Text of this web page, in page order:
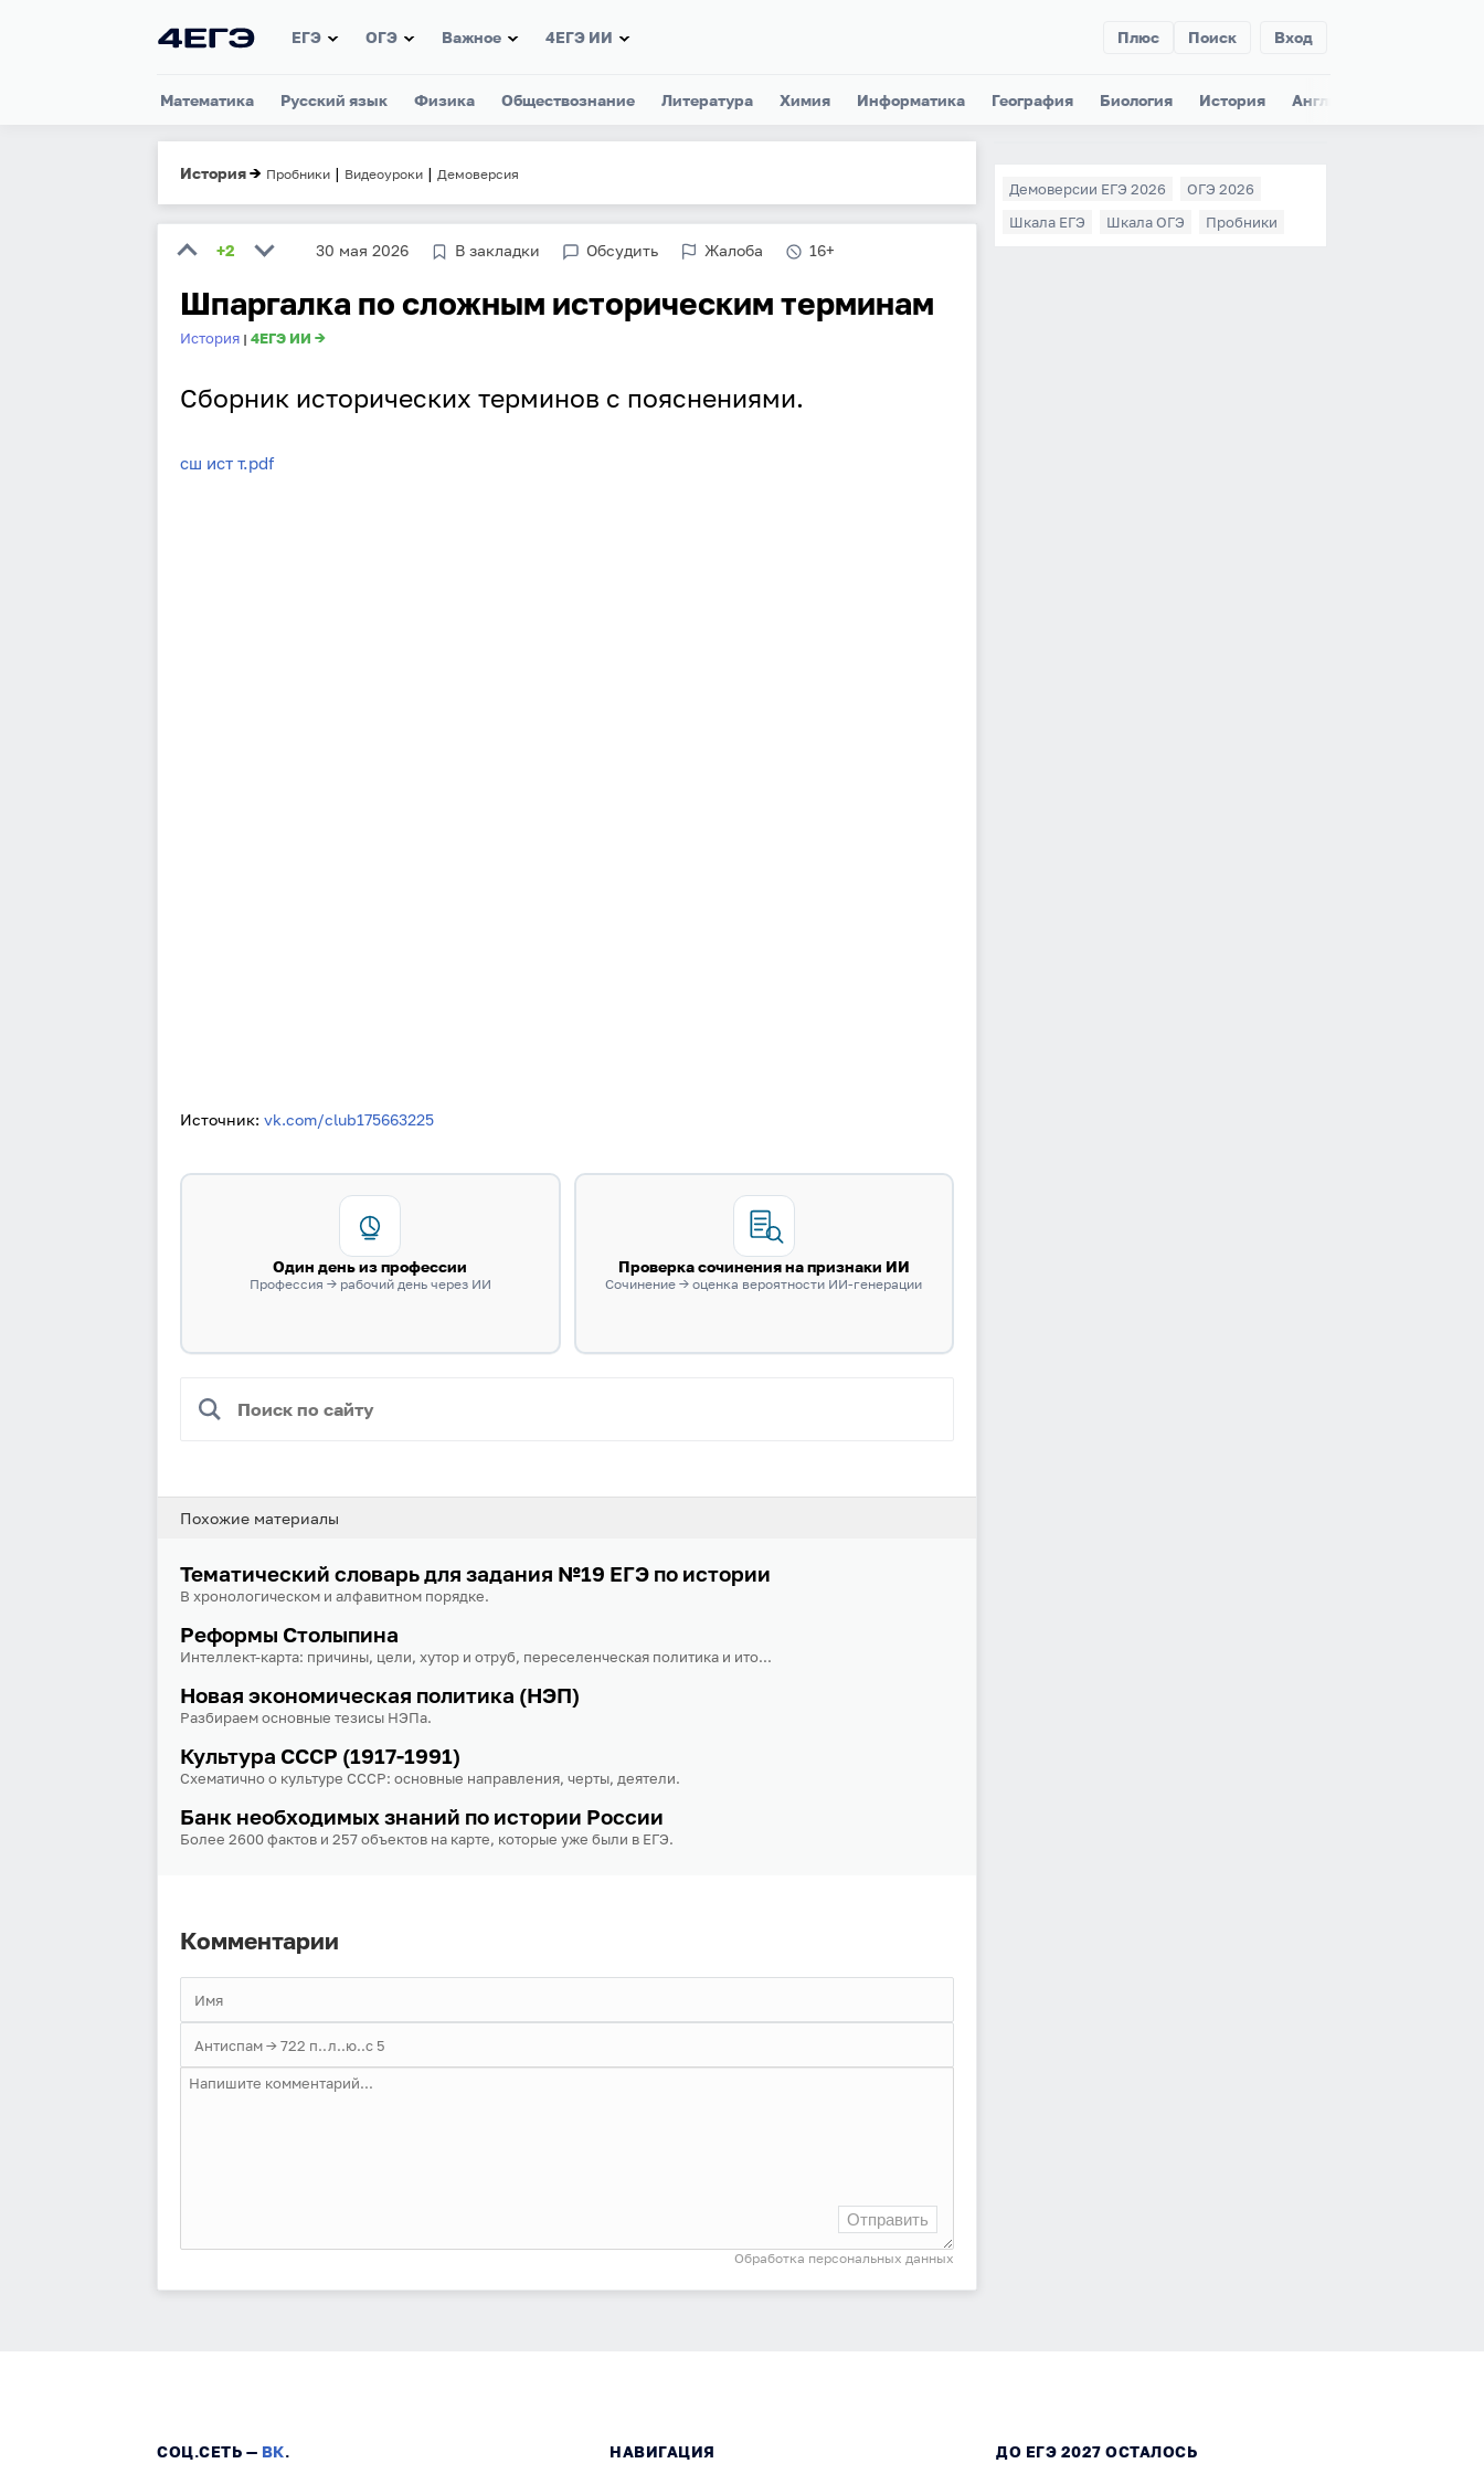
Войти
Войти через Вконтакте
ЕГЭ ОГЭ Важное 4ЕГЭ ИИ Вход
Плюс Поиск
Математика Русский язык Физика Обществознание Литература Химия Информатика География Биология История Английский
История→ Пробники | Видеоуроки | Демоверсия
+2 30 мая 2026 В закладки Обсудить Жалоба 16+
Шпаргалка по сложным историческим терминам
История | 4ЕГЭ ИИ →
Сборник исторических терминов с пояснениями.
сш ист т.pdf
Источник: vk.com/club175663225
Один день из профессии
Профессия → рабочий день через ИИ
Проверка сочинения на признаки ИИ
Сочинение → оценка вероятности ИИ-генерации
Похожие материалы
Тематический словарь для задания №19 ЕГЭ по истории
В хронологическом и алфавитном порядке.
Реформы Столыпина
Интеллект-карта: причины, цели, хутор и отруб, переселенческая политика и ито...
Новая экономическая политика (НЭП)
Разбираем основные тезисы НЭПа.
Культура СССР (1917-1991)
Схематично о культуре СССР: основные направления, черты, деятели.
Банк необходимых знаний по истории России
Более 2600 фактов и 257 объектов на карте, которые уже были в ЕГЭ.
Комментарии
Отправить
Обработка персональных данных
Демоверсии ЕГЭ 2026
ОГЭ 2026
Шкала ЕГЭ
Шкала ОГЭ Пробники
СОЦ.СЕТЬ — ВК. НАВИГАЦИЯ ДО ЕГЭ 2027 ОСТАЛОСЬ